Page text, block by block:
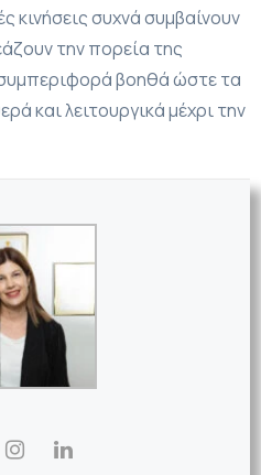
κινήσεις συχνά συμβαίνουν
την πορεία της
βοηθά ώστε τα
και λειτουργικά μέχρι την